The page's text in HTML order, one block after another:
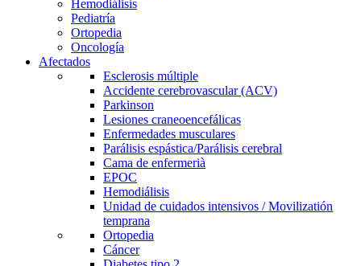
Hemodiálisis
Pediatría
Ortopedia
Oncología
Afectados
Esclerosis múltiple
Accidente cerebrovascular (ACV)
Parkinson
Lesiones craneoencefálicas
Enfermedades musculares
Parálisis espástica/Parálisis cerebral
Cama de enfermerià
EPOC
Hemodiálisis
Unidad de cuidados intensivos / Movilizatión
temprana
Ortopedia
Cáncer